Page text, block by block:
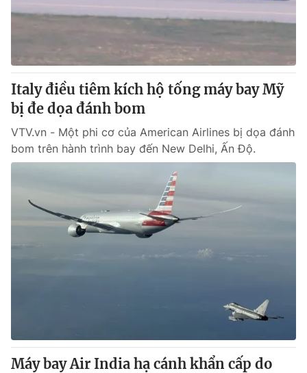
Thế giới đó đây
Tài chính
Thị trường
Góc doanh nghiệp
Truyền hình
Phim VTV
Hậu trường
Nhân vật
Giải sao mai
Giải trí
Điện ảnh
Âm nhạc
Đời sống
Làm đẹp
Chất lượng cuộc sống
Tuyển sinh
Học trực tuyến
Công nghệ
Hitech Công nghệ tương lai
Tư vấn
Chuyên mục khác
Italy điều tiêm kích hộ tống máy bay Mỹ
bị đe dọa đánh bom
VTV.vn - Một phi cơ của American Airlines bị dọa đánh
bom trên hành trình bay đến New Delhi, Ấn Độ.
Máy bay Air India hạ cánh khẩn cấp do